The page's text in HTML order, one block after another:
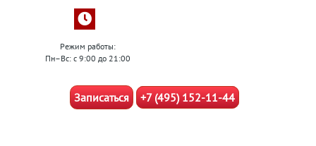
Режим работы:
Пн–Вс: с 9:00 до 21:00
Записаться +7 (495) 152-11-44